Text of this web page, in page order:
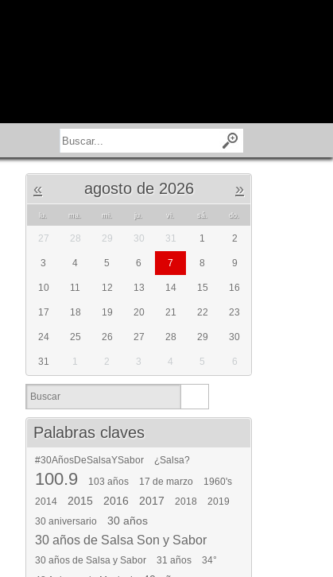
« agosto de 2026 »
lu. ma. mi. ju. vi. sá. do.
27 28 29 30 31 1 2
3 4 5 6 7 8 9
10 11 12 13 14 15 16
17 18 19 20 21 22 23
24 25 26 27 28 29 30
31 1 2 3 4 5 6
Palabras claves
#30AñosDeSalsaYSabor ¿Salsa?
100.9 103 años 17 de marzo
1960's
2014
2015 2016 2017 2018
2019
30 aniversario
30 años
30 años de Salsa Son y Sabor
30 años de Salsa y Sabor 31 años
34°